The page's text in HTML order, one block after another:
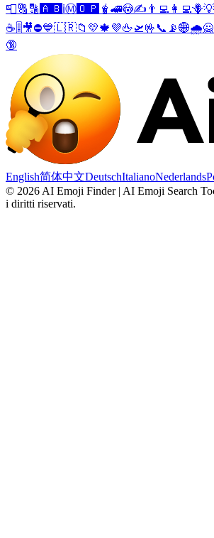
📮 🔠 🔡 🅰️ 🅱️ ℹ️Ⓜ️ 🅾️ 🅿️ 🧋 🚄😳✍️ 👨‍💻 👩‍💻🪻💡
☕🎚️ 🎥⛔💙🇱🇷📁 💛🍁 💜🖕🛫🤟 📞 📡🌐🌧️🙅
🔞
English简体中文DeutschItalianoNederlands
© 2026 AI Emoji Finder | AI Emoji Search
i diritti riservati.